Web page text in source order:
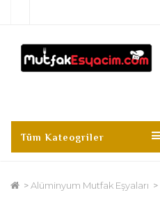
Tüm Kateogriler
Alüminyum Mutfak Eşyaları